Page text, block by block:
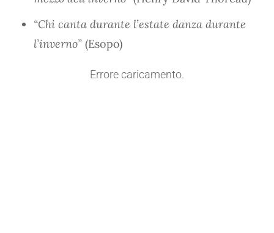
“Chi canta durante l’estate danza durante
l’inverno” (Esopo)
Errore caricamento.